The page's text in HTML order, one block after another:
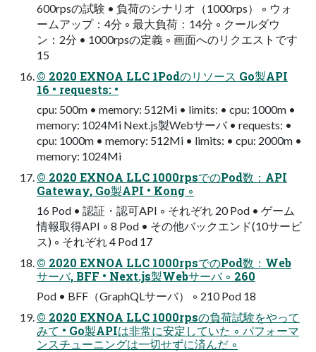
600rpsの試験 • 負荷のシナリオ（1000rps） ◦ ウォ
ームアップ：4分 ◦ 最大負荷：14分 ◦ クールダウ
ン：2分 • 1000rpsの定義 ◦ 画面へのリクエストです
15
© 2020 EXNOA LLC 1Podのリソース Go製API
16 • requests: •
cpu: 500m • memory: 512Mi • limits: • cpu: 1000m •
memory: 1024Mi Next.js製Webサーバ • requests: •
cpu: 1000m • memory: 512Mi • limits: • cpu: 2000m •
memory: 1024Mi
© 2020 EXNOA LLC 1000rpsでのPod数：API
Gateway, Go製API • Kong ◦
16 Pod • 認証・認可API ◦ それぞれ 20 Pod • ゲーム
情報取得API ◦ 8 Pod • その他バックエンド(10サービ
ス) ◦ それぞれ 4 Pod 17
© 2020 EXNOA LLC 1000rpsでのPod数：Web
サーバ, BFF • Next.js製Webサーバ ◦ 260
Pod • BFF（GraphQLサーバ） ◦ 210 Pod 18
© 2020 EXNOA LLC 1000rpsの負荷試験をやって
みて • Go製APIは非常に安定していた ◦ パフォーマ
ンスチューニングは一切せずに済んだ ◦